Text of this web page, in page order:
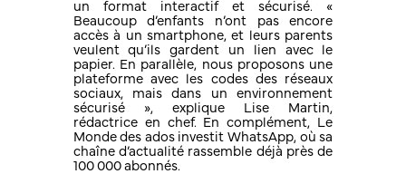
un format interactif et sécurisé. «
Beaucoup d’enfants n’ont pas encore
accès à un smartphone, et leurs parents
veulent qu’ils gardent un lien avec le
papier. En parallèle, nous proposons une
plateforme avec les codes des réseaux
sociaux, mais dans un environnement
sécurisé », explique Lise Martin,
rédactrice en chef. En complément, Le
Monde des ados investit WhatsApp, où sa
chaîne d’actualité rassemble déjà près de
100 000 abonnés.